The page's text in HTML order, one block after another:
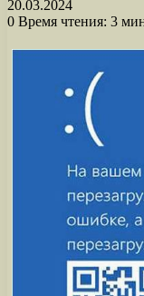
20.03.2024
0 Время чтения: 3